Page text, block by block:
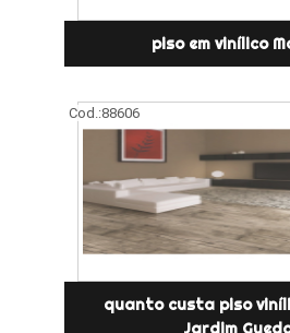
piso em vinílico
Cod.:88606
quanto custa piso
Jardim